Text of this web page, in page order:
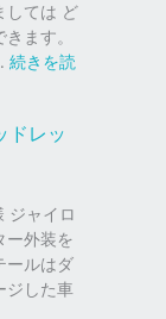
しては ど
ます。
続きを読
レッ
ャイロ
ー外装を
ールはダ
ジした車